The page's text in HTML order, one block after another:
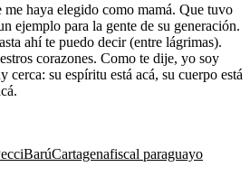
me haya elegido como mamá. Que tuvo
ejemplo para la gente de su generación.
ahí te puedo decir (entre lágrimas).
corazones. Como te dije, yo soy
cerca: su espíritu está acá, su cuerpo está
BarúCartagenafiscal paraguayo